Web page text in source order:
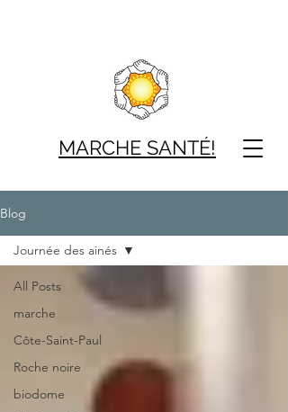
MARCHE SANTÉ!
Blog
All Posts
marche
Côte-Saint-Paul
Roche noire
biodome
Journée des ainés